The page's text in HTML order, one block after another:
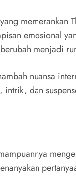
memerankan
emosional
menjadi
nuansa
dan